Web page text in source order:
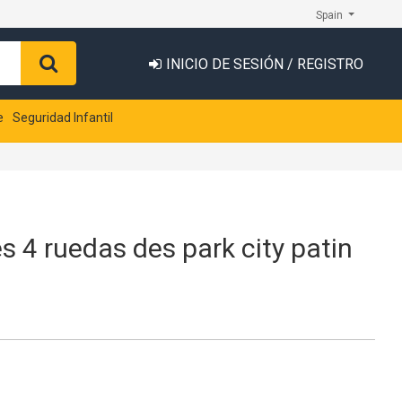
Spain
INICIO DE SESIÓN / REGISTRO
Seguridad Infantil
4 ruedas des park city patin